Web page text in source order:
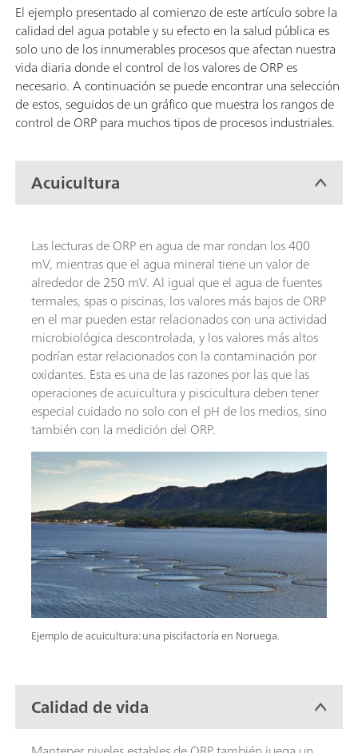
El ejemplo presentado al comienzo de este artículo sobre la
calidad del agua potable y su efecto en la salud pública es
solo uno de los innumerables procesos que afectan nuestra
vida diaria donde el control de los valores de ORP es
necesario. A continuación se puede encontrar una selección
de estos, seguidos de un gráfico que muestra los rangos de
control de ORP para muchos tipos de procesos industriales.
Acuicultura
Ejemplo de acuicultura: una piscifactoría en Noruega.
Las lecturas de ORP en agua de mar rondan los 400
mV, mientras que el agua mineral tiene un valor de
alrededor de 250 mV. Al igual que el agua de fuentes
termales, spas o piscinas, los valores más bajos de ORP
en el mar pueden estar relacionados con una actividad
microbiológica descontrolada, y los valores más altos
podrían estar relacionados con la contaminación por
oxidantes. Esta es una de las razones por las que las
operaciones de acuicultura y piscicultura deben tener
especial cuidado no solo con el pH de los medios, sino
también con la medición del ORP.
Calidad de vida